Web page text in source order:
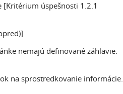
úspešnosti 1.2.1
nemajú definované záhlavie.
na sprostredkovanie informácie.